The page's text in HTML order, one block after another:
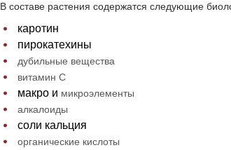
В составе растения содержатся следующие
каротин
пирокатехины
дубильные вещества
витамин С
макро и микроэлементы
алкалоиды
соли кальция
органические кислоты